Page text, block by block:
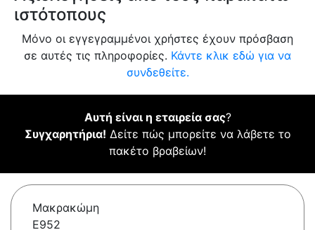
ιστότοπους
Μόνο οι εγγεγραμμένοι χρήστες έχουν πρόσβαση
σε αυτές τις πληροφορίες. Κάντε κλικ εδώ για να
συνδεθείτε.
Αυτή είναι η εταιρεία σας?
Συγχαρητήρια! Δείτε πώς μπορείτε να λάβετε το
πακέτο βραβείων!
Μακρακώμη
E952